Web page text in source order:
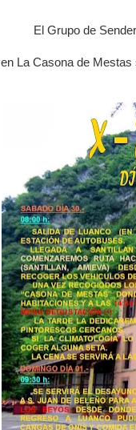
El Grupo de
en La Casona de